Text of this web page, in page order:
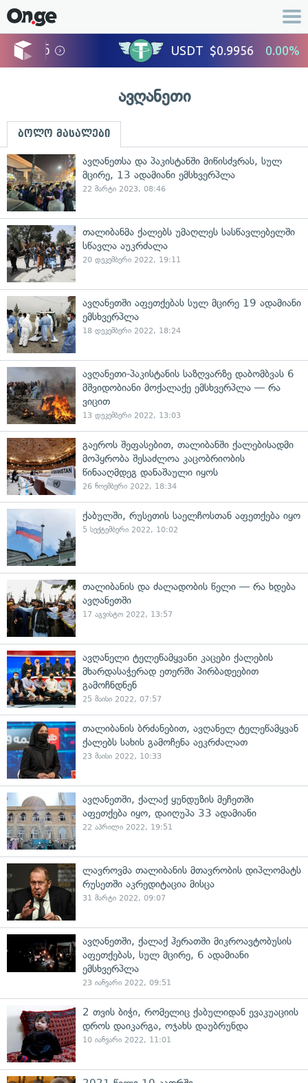
ავღანეთი
ბოლო მასალები
ავღანეთსა და პაკისტანში მიწისძვრას, სულ
მცირე, 13 ადამიანი ემსხვერპლა
22 მარტი 2023, 08:46
თალიბანმა ქალებს უმაღლეს სასწავლებელში
სწავლა აუკრძალა
20 დეკემბერი 2022, 19:11
ავღანეთში აფეთქებას სულ მცირე 19 ადამიანი
ემსხვერპლა
18 დეკემბერი 2022, 18:24
ავღანეთი-პაკისტანის საზღვარზე დაბომბვას 6
მშვიდობიანი მოქალაქე ემსხვერპლა — რა
ვიცით
13 დეკემბერი 2022, 13:03
გაეროს შეფასებით, თალიბანში ქალებისადმი
მოპყრობა შესაძლოა კაცობრიობის
წინააღმდეგ დანაშაული იყოს
26 ნოემბერი 2022, 18:34
ქაბულში, რუსეთის საელჩოსთან აფეთქება იყო
5 სექტემბერი 2022, 10:02
თალიბანის და ძალადობის წელი — რა ხდება
ავღანეთში
17 აგვისტო 2022, 13:57
ავღანელი ტელეწამყვანი კაცები ქალების
მხარდასაჭერად ეთერში პირბადეებით
გამოჩნდნენ
25 მაისი 2022, 07:57
თალიბანის ბრძანებით, ავღანელ ტელეწამყვან
ქალებს სახის გამოჩენა აეკრძალათ
23 მაისი 2022, 10:33
ავღანეთში, ქალაქ ყუნდუზის მეჩეთში
აფეთქება იყო, დაიღუპა 33 ადამიანი
22 აპრილი 2022, 19:51
ლავროვმა თალიბანის მთავრობის დიპლომატს
რუსეთში აკრედიტაცია მისცა
31 მარტი 2022, 09:07
ავღანეთში, ქალაქ ჰერათში მიკროავტობუსის
აფეთქებას, სულ მცირე, 6 ადამიანი
ემსხვერპლა
23 იანვარი 2022, 09:51
2 თვის ბიჭი, რომელიც ქაბულიდან ევაკუაციის
დროს დაიკარგა, ოჯახს დაუბრუნდა
10 იანვარი 2022, 11:01